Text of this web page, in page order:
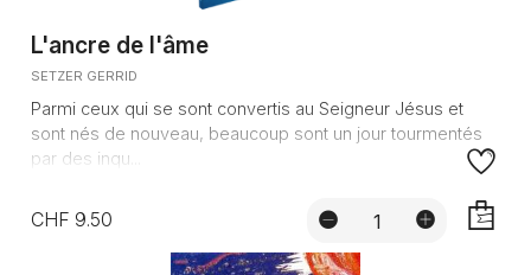
L'ancre de l'âme
SETZER GERRID
Parmi ceux qui se sont convertis au Seigneur Jésus et
sont nés de nouveau, beaucoup sont un jour tourmentés
par des inqu...
CHF 9.50